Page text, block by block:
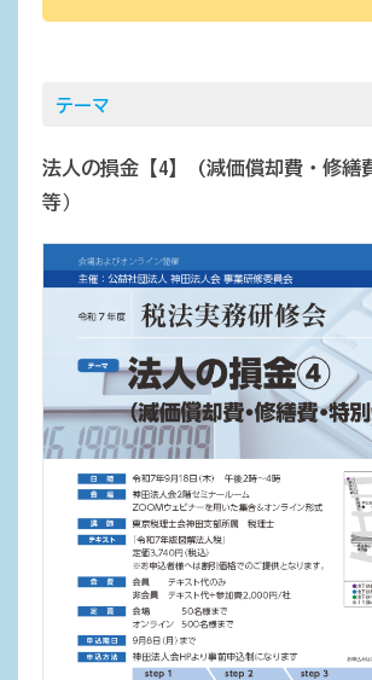
テーマ
法人の損金【4】
(減価償却費・修繕
等)